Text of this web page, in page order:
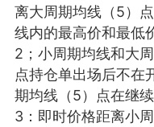
#狼行天下 #黄金
59
离大周期均线（5）
线内的最高价和最低
2；小周期均线和大
点持仓单出场后不在
期均线（5）点在继
3：即时价格距离小